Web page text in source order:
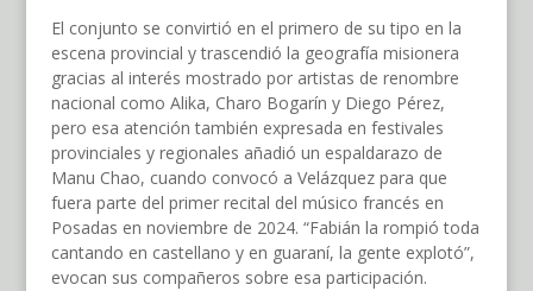
El conjunto se convirtió en el primero de su tipo en la
escena provincial y trascendió la geografía misionera
gracias al interés mostrado por artistas de renombre
nacional como Alika, Charo Bogarín y Diego Pérez,
pero esa atención también expresada en festivales
provinciales y regionales añadió un espaldarazo de
Manu Chao, cuando convocó a Velázquez para que
fuera parte del primer recital del músico francés en
Posadas en noviembre de 2024. “Fabián la rompió toda
cantando en castellano y en guaraní, la gente explotó”,
evocan sus compañeros sobre esa participación.